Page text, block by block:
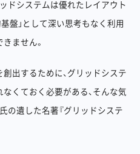
ドシステムは優れたレイアウト
盤」として深い思考もなく利用
ません。
出するために、グリッドシステ
くておく必要がある、そんな気
の遺した名著『グリッドシステ